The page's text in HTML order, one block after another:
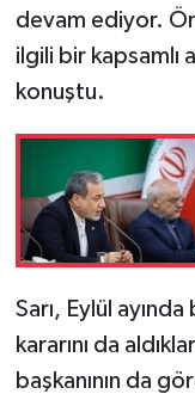
devam ediyor.
ilgili bir kapsamlı
konuştu.
Sarı, Eylül
kararını da
başkanının da